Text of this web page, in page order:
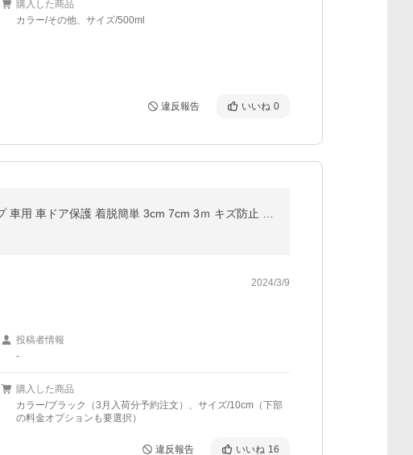
購入した商品
カラー/その他、サイズ/500ml
違反報告 いいね 0
2024/3/9
投稿者情報
-
購入した商品
カラー/ブラック（3月入荷分予約注文）、サイズ/10cm（下部
の料金オプションも要選択）
違反報告 いいね 16